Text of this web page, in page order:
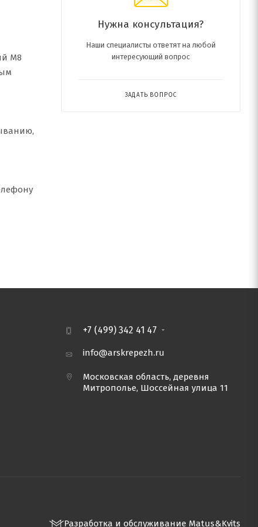
М8
Нужна консультация?
Наши специалисты ответят на любой
интересующий вопрос
ЗАДАТЬ ВОПРОС
+7 (499) 342 41 47
info@arskrepezh.ru
Московская область, деревня
Митрополье, Шоссейная улица 11
Разработка и обслуживание Matus&Kvits